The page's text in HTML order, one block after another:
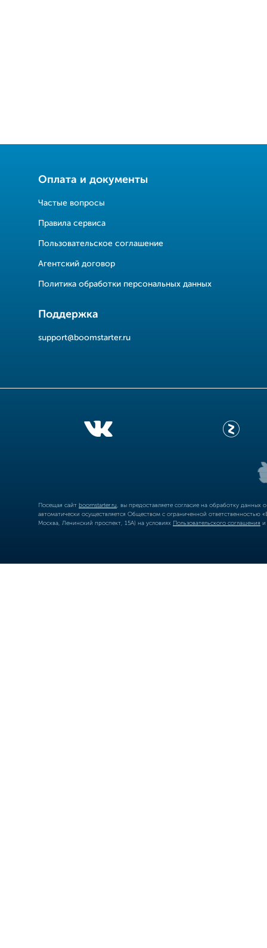
Оплата и документы
Частые вопросы
Правила сервиса
Пользовательское соглашение
Агентский договор
Политика обработки персональных данных
Поддержка
support@boomstarter.ru
Посещая сайт boomstarter.ru , вы предоставляете согласие на обработку
автоматически осуществляется Обществом с ограниченной
Москва, Ленинский проспект, 15А) на условиях Пользовательского соглашения и